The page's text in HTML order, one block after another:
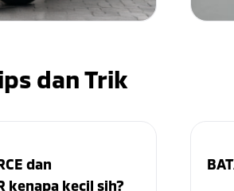
dan Trik
dan
kenapa kecil sih?